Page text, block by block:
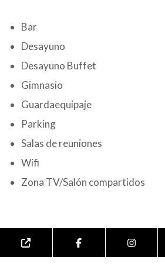
Bar
Desayuno
Desayuno Buffet
Gimnasio
Guardaequipaje
Parking
Salas de reuniones
Wifi
Zona TV/Salón compartidos